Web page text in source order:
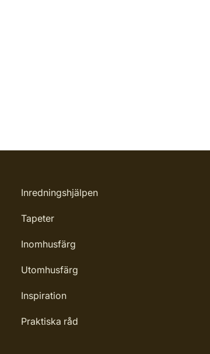
Inredningshjälpen
Tapeter
Inomhusfärg
Utomhusfärg
Inspiration
Praktiska råd